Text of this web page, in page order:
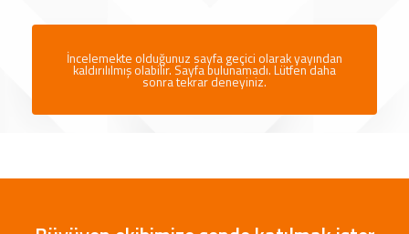
İncelemekte olduğunuz sayfa geçici olarak yayından
kaldırılılmış olabilir. Sayfa bulunamadı. Lütfen daha
sonra tekrar deneyiniz.